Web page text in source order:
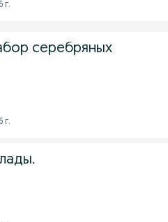
г.
серебряных
г.